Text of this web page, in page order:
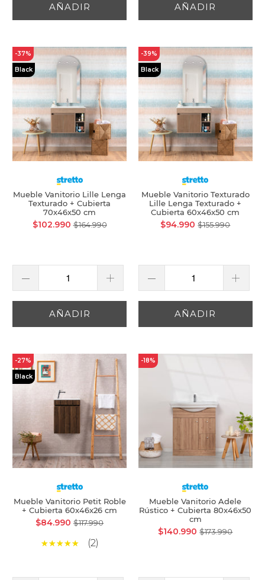
AÑADIR AÑADIR
-37%
Black
Mueble Vanitorio Lille Lenga
Texturado + Cubierta
70x46x50 cm
$102.990$164.990
AÑADIR
-39%
Black
Mueble Vanitorio Texturado
Lille Lenga Texturado +
Cubierta 60x46x50 cm
$94.990$155.990
AÑADIR
-27%
Black
Mueble Vanitorio Petit Roble
+ Cubierta 60x46x26 cm
$84.990$117.990
(2)
-18%
Mueble Vanitorio Adele
Rústico + Cubierta 80x46x50
cm
$140.990$173.990